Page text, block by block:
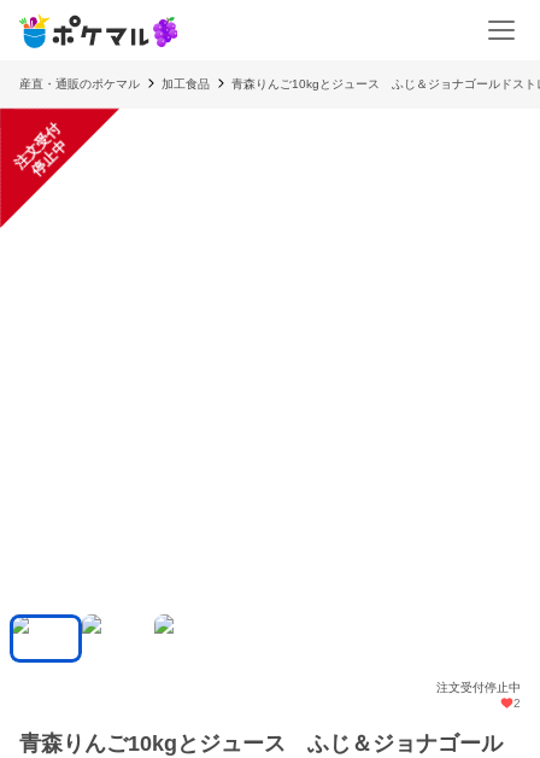
産直・通販のポケマル 加工食品 青森りんご10kgとジュース ふじ＆ジョナゴールドス
注
文
受
付
停
止
中
注文受付停止中
2
青森りんご10kgとジュース ふじ＆ジョナゴール